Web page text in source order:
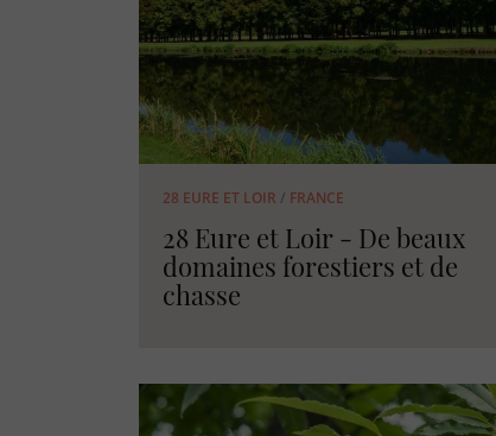
28 EURE ET LOIR / FRANCE
28 Eure et Loir - De beaux
domaines forestiers et de
chasse